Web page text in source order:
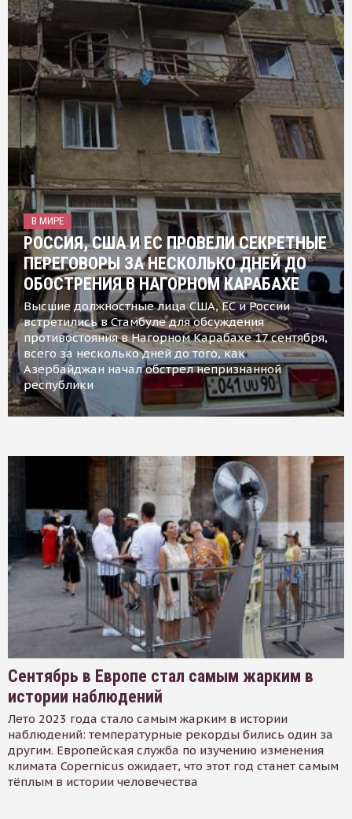
В МИРЕ
РОССИЯ, США И ЕС ПРОВЕЛИ СЕКРЕТНЫЕ
ПЕРЕГОВОРЫ ЗА НЕСКОЛЬКО ДНЕЙ ДО
ОБОСТРЕНИЯ В НАГОРНОМ КАРАБАХЕ
Высшие должностные лица США, ЕС и России
встретились в Стамбуле для обсуждения
противостояния в Нагорном Карабахе 17 сентября,
всего за несколько дней до того, как
Азербайджан начал обстрел непризнанной
республики
Сентябрь в Европе стал самым жарким в
истории наблюдений
Лето 2023 года стало самым жарким в истории
наблюдений: температурные рекорды бились один за
другим. Европейская служба по изучению изменения
климата Copernicus ожидает, что этот год станет самым
тёплым в истории человечества